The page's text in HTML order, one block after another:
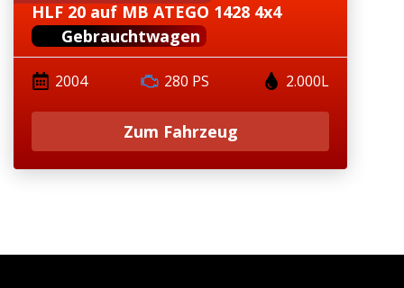
HLF 20 auf MB ATEGO 1428 4x4
Gebrauchtwagen
2004 280 PS 2.000L
Zum Fahrzeug